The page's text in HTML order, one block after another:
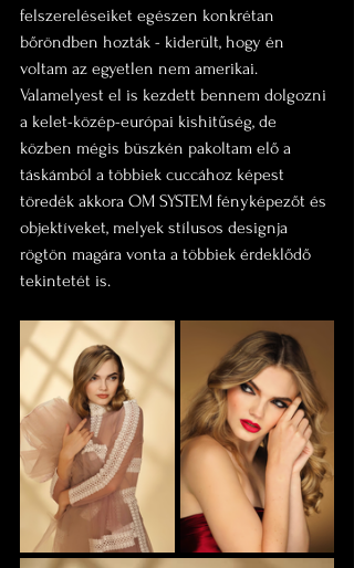
felszereléseiket egészen konkrétan
bőröndben hozták - kiderült, hogy én
voltam az egyetlen nem amerikai.
Valamelyest el is kezdett bennem dolgozni
a kelet-közép-európai kishitűség, de
közben mégis büszkén pakoltam elő a
táskámból a többiek cuccához képest
töredék akkora OM SYSTEM fényképezőt és
objektíveket, melyek stílusos designja
rögtön magára vonta a többiek érdeklődő
tekintetét is.